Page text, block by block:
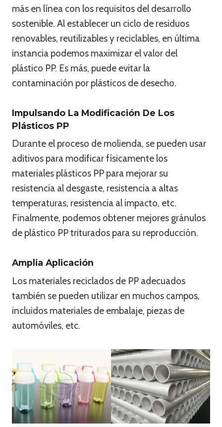
más en línea con los requisitos del desarrollo
sostenible. Al establecer un ciclo de residuos
renovables, reutilizables y reciclables, en última
instancia podemos maximizar el valor del
plástico PP. Es más, puede evitar la
contaminación por plásticos de desecho.
Impulsando La Modificación De Los
Plásticos PP
Durante el proceso de molienda, se pueden usar
aditivos para modificar físicamente los
materiales plásticos PP para mejorar su
resistencia al desgaste, resistencia a altas
temperaturas, resistencia al impacto, etc.
Finalmente, podemos obtener mejores gránulos
de plástico PP triturados para su reproducción.
Amplia Aplicación
Los materiales reciclados de PP adecuados
también se pueden utilizar en muchos campos,
incluidos materiales de embalaje, piezas de
automóviles, etc.